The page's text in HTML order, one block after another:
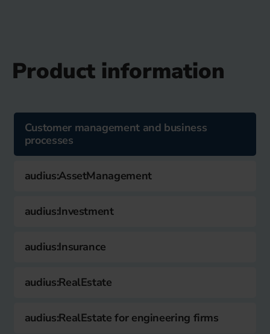
Product information
Customer management and business
processes
audius:AssetManagement
audius:Investment
audius:Insurance
audius:RealEstate
audius:RealEstate for engineering firms